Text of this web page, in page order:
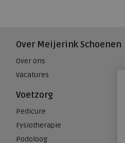
Over Meijerink Schoenen
Over ons
Vacatures
Voetzorg
Pedicure
Fysiotherapie
Podoloog